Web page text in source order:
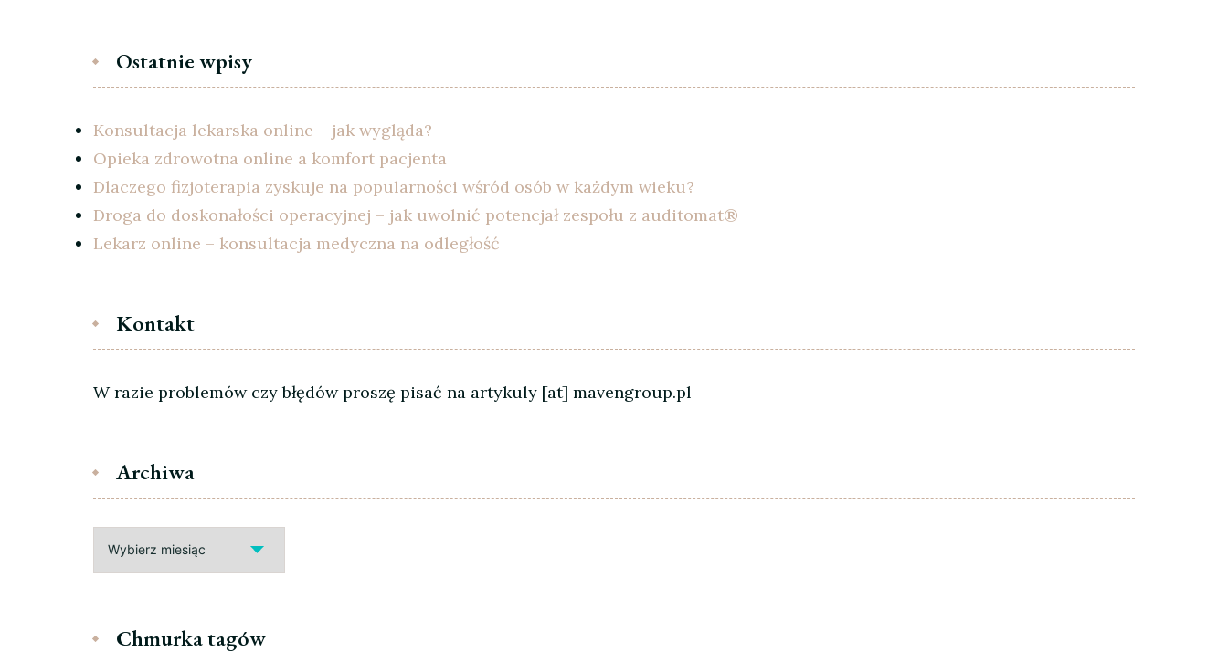
Ostatnie wpisy
Konsultacja lekarska online – jak wygląda?
Opieka zdrowotna online a komfort pacjenta
Dlaczego fizjoterapia zyskuje na popularności wśród osób w każdym wieku?
Droga do doskonałości operacyjnej – jak uwolnić potencjał zespołu z auditomat®
Lekarz online – konsultacja medyczna na odległość
Kontakt
W razie problemów czy błędów proszę pisać na artykuly [at] mavengroup.pl
Archiwa
Chmurka tagów